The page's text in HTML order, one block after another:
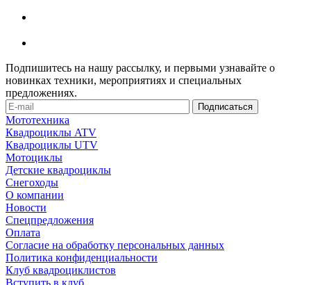
Подпишитесь на нашу рассылку, и первыми узнавайте о
новинках техники, мероприятиях и специальных
предложениях.
Мототехника
Квадроциклы ATV
Квадроциклы UTV
Мотоциклы
Детские квадроциклы
Снегоходы
О компании
Новости
Спецпредложения
Оплата
Согласие на обработку персональных данных
Политика конфиденциальности
Клуб квадроциклистов